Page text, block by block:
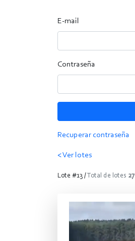
E-mail
Contraseña
Recuperar contraseña
< Ver lotes
Lote #13 / Total de lotes 27